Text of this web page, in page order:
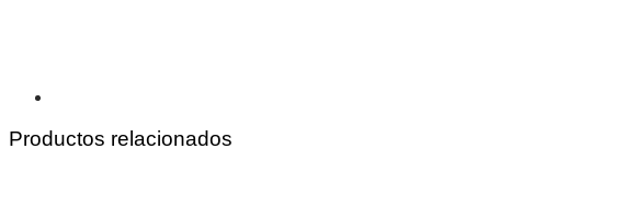
Productos relacionados